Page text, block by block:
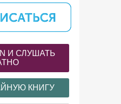
И СЛУШАТЬ
КНИГУ